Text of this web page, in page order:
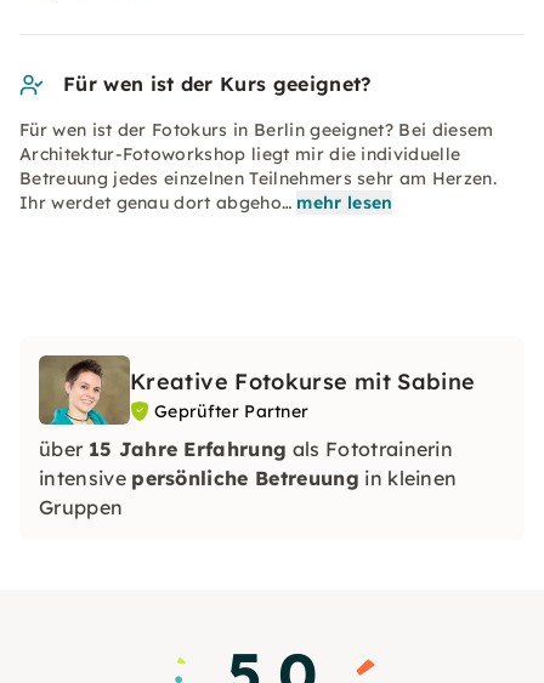
Für wen ist der Kurs geeignet?
Für wen ist der Fotokurs in Berlin geeignet? Bei diesem
Architektur-Fotoworkshop liegt mir die individuelle
Betreuung jedes einzelnen Teilnehmers sehr am Herzen.
Ihr werdet genau dort abgeho… mehr lesen
Kreative Fotokurse mit Sabine
Geprüfter Partner
über 15 Jahre Erfahrung als Fototrainerin
intensive persönliche Betreuung in kleinen
Gruppen